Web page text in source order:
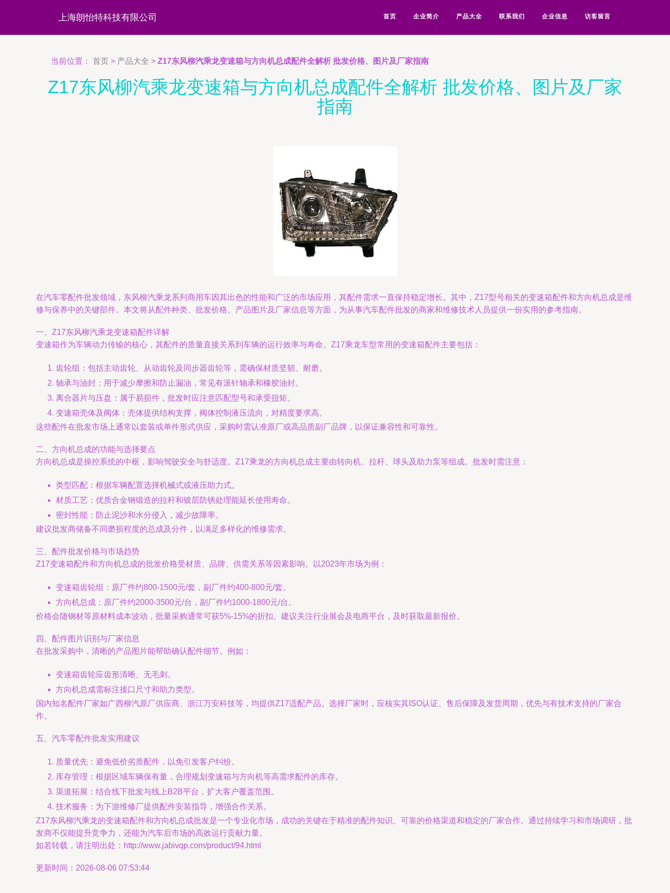
上海朗怡特科技有限公司 首页 企业简介 产品大全 联系我们 企业信息 访客留言
当前位置： 首页 > 产品大全 > Z17东风柳汽乘龙变速箱与方向机总成配件全解析 批发价格、图片及厂家指南
Z17东风柳汽乘龙变速箱与方向机总成配件全解析 批发价格、图片及厂家
指南
在汽车零配件批发领域，东风柳汽乘龙系列商用车因其出色的性能和广泛的市场应用，其配件需求一直保持稳定增长。其中，Z17型号相关的变速箱配件和方向机总成是维
修与保养中的关键部件。本文将从配件种类、批发价格、产品图片及厂家信息等方面，为从事汽车配件批发的商家和维修技术人员提供一份实用的参考指南。
一、Z17东风柳汽乘龙变速箱配件详解
变速箱作为车辆动力传输的核心，其配件的质量直接关系到车辆的运行效率与寿命。Z17乘龙车型常用的变速箱配件主要包括：
齿轮组：包括主动齿轮、从动齿轮及同步器齿轮等，需确保材质坚韧、耐磨。
轴承与油封：用于减少摩擦和防止漏油，常见有滚针轴承和橡胶油封。
离合器片与压盘：属于易损件，批发时应注意匹配型号和承受扭矩。
变速箱壳体及阀体：壳体提供结构支撑，阀体控制液压流向，对精度要求高。
这些配件在批发市场上通常以套装或单件形式供应，采购时需认准原厂或高品质副厂品牌，以保证兼容性和可靠性。
二、方向机总成的功能与选择要点
方向机总成是操控系统的中枢，影响驾驶安全与舒适度。Z17乘龙的方向机总成主要由转向机、拉杆、球头及助力泵等组成。批发时需注意：
类型匹配：根据车辆配置选择机械式或液压助力式。
材质工艺：优质合金钢锻造的拉杆和镀层防锈处理能延长使用寿命。
密封性能：防止泥沙和水分侵入，减少故障率。
建议批发商储备不同磨损程度的总成及分件，以满足多样化的维修需求。
三、配件批发价格与市场趋势
Z17变速箱配件和方向机总成的批发价格受材质、品牌、供需关系等因素影响。以2023年市场为例：
变速箱齿轮组：原厂件约800-1500元/套，副厂件约400-800元/套。
方向机总成：原厂件约2000-3500元/台，副厂件约1000-1800元/台。
价格会随钢材等原材料成本波动，批量采购通常可获5%-15%的折扣。建议关注行业展会及电商平台，及时获取最新报价。
四、配件图片识别与厂家信息
在批发采购中，清晰的产品图片能帮助确认配件细节。例如：
变速箱齿轮应齿形清晰、无毛刺。
方向机总成需标注接口尺寸和助力类型。
国内知名配件厂家如广西柳汽原厂供应商、浙江万安科技等，均提供Z17适配产品。选择厂家时，应核实其ISO认证、售后保障及发货周期，优先与有技术支持的厂家合
作。
五、汽车零配件批发实用建议
质量优先：避免低价劣质配件，以免引发客户纠纷。
库存管理：根据区域车辆保有量，合理规划变速箱与方向机等高需求配件的库存。
渠道拓展：结合线下批发与线上B2B平台，扩大客户覆盖范围。
技术服务：为下游维修厂提供配件安装指导，增强合作关系。
Z17东风柳汽乘龙的变速箱配件和方向机总成批发是一个专业化市场，成功的关键在于精准的配件知识、可靠的价格渠道和稳定的厂家合作。通过持续学习和市场调研，批
发商不仅能提升竞争力，还能为汽车后市场的高效运行贡献力量。
如若转载，请注明出处：http://www.jabivqp.com/product/94.html
更新时间：2026-08-06 07:53:44